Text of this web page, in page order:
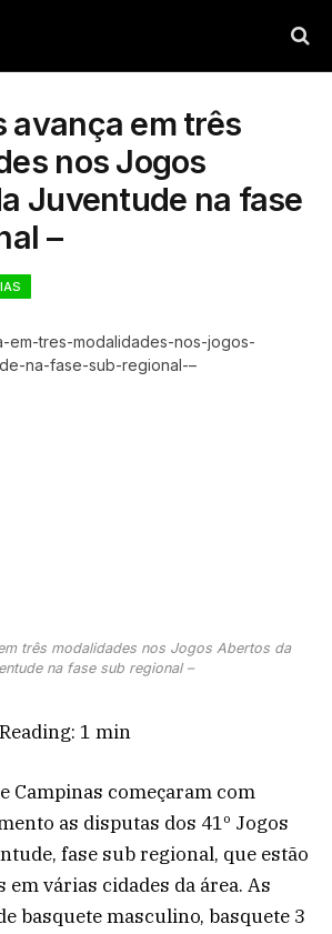
avança em três
nos Jogos
Juventude na fase
–
três modalidades nos Jogos Abertos da
na fase sub regional –
1 min
Campinas começaram com
as disputas dos 41º Jogos
fase sub regional, que estão
em várias cidades da área. As
basquete masculino, basquete 3